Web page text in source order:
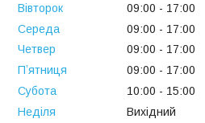
Вівторок
09:00
17:00
Середа
09:00
17:00
Четвер
09:00
17:00
Пʼятниця
09:00
17:00
Субота
10:00
15:00
Неділя
Вихідний